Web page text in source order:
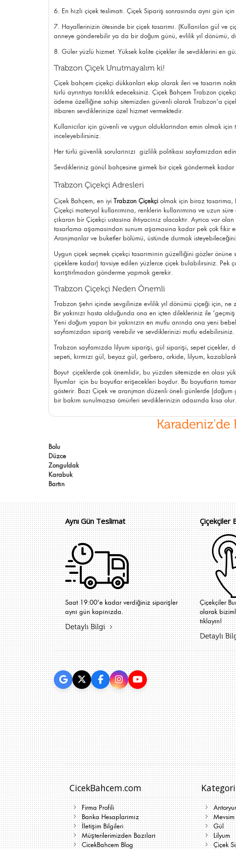
6. En hızlı çiçek teslimatı. Çiçek Sipariş sonrasında aynı gün
7. Hayallerinizin ötesinde bir çiçek tasarımı. (Kullanılan gül ve
anneye gönderebilir ya da bir doğum günü, evlilik yıl dönümü,
8. Güler yüzlü hizmet. Yüksek kalite çiçekler ile sevdiklerini en
Trabzon Çiçek Unutmayalım ki!
Çiçek bahçem çiçekçi dükkanları ekip olarak ileri ve tasarım
türlü ayrıntıya tanıklık edeceksiniz. Çiçek Bahçem Trabzon
ödeme özelliğine sahip sitemizden güvenli olarak Trabzon'a
itibaren sevdiklerinize özel hizmet vermektedir.
Kullanıcılar için güvenli ve uygun olduklarından emin olmak için
inceleyebilirsiniz.
Her türlü güvenlik sorularınızı gizlilik politikası sayfamızdan
Sevdikleriniz gönül bahçesine girmek bir çiçek göndermek kadar
Trabzon Çiçekçi Adresleri
Çiçek Bahçem, en iyi Trabzon Çiçekçi olmak için biraz tasarıma,
Çiçekçi materyal kullanımına, renklerin kullanımına ve uzun
çıkaran bir Çiçekçi ustasına ihtiyacınız olacaktır. Ayrıca var
tasarlama aşamasından sunum aşamasına kadar pek çok fikir
Aranjmanlar ve buketler bölümü, üstünde durmak
Uygun çiçek seçmek çiçekçi tasarımının güzelliğini gözler
çiçeklere kadar) tavsiye edilen yüzlerce çiçek bulabilirsiniz. Pek
karıştırlmadan gönderme yapmak gerekir.
Trabzon Çiçekçi Neden Önemli
Trabzon şehri içinde sevgilinize evlilik yıl dönümü çiçeği için,
Bir yakınızı hasta olduğunda ona en içten dilekleriniz ile
Yeni doğum yapan bir yakınızın en mutlu anında ona yeni
sayfamızdan sipariş verebilir ve sevdiklerinizi mutlu edebilirsiniz.
Trabzon sayfamızda lilyum siparişi, gül siparişi, sepet çiçekler,
sepeti, kırmızı gül, beyaz gül, gerbera, orkide, lilyum,
Boyut çiçeklerde çok önemlidir, bu yüzden sitemizde en olası
llyumlar için bu boyutlar erişecekleri boydur. Bu boyutların
gösterir. Bazı Çiçek ve aranjman düzenli öneli günlerde
bir bakım sunulmazsa ömürleri sevdiklerinizin odasında kısa olur.
Karadeniz'de
Bolu
Düzce
Zonguldak
Karabuk
Bartın
Aynı Gün Teslimat
Saat 19:00'e kadar verdiğiniz siparişler
aynı gün kapınızda.
Detaylı Bilgi
Çiçekçiler
Çiçekçiler
olarak
tıklayın!
Detaylı
CicekBahcem.com
Firma Profili
Banka Hesaplarımız
İletişim Bilgileri
Müşterilerimizden Bazıları
CicekBahcem Blog
Gül
Lilyum
Çiçek